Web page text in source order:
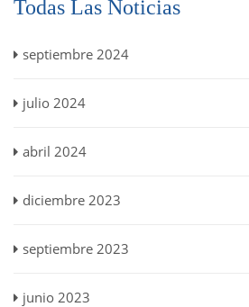
Todas Las Noticias
septiembre 2024
julio 2024
abril 2024
diciembre 2023
septiembre 2023
junio 2023